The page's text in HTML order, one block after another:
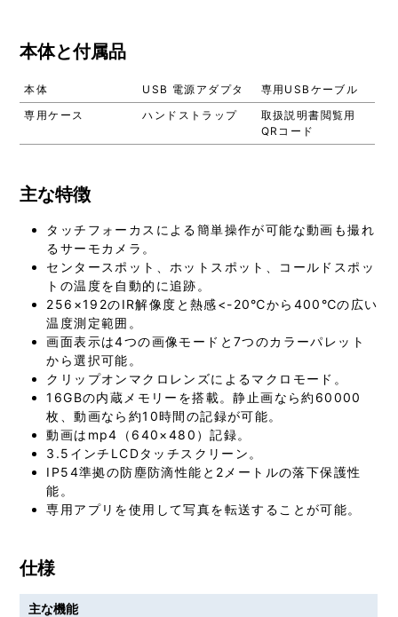
本体と付属品
本体 USB 電源アダプタ
専用USBケーブル
専用ケース
ハンドストラップ
取扱説明書閲覧用
QRコード
主な特徴
タッチフォーカスによる簡単操作が可能な動画も撮れ
るサーモカメラ。
センタースポット、ホットスポット、コールドスポッ
トの温度を自動的に追跡。
256×192のIR解像度と熱感<-20℃から400℃の広い
温度測定範囲。
画面表示は4つの画像モードと7つのカラーパレット
から選択可能。
クリップオンマクロレンズによるマクロモード。
16GBの内蔵メモリーを搭載。静止画なら約60000
枚、動画なら約10時間の記録が可能。
動画はmp4（640×480）記録。
3.5インチLCDタッチスクリーン。
IP54準拠の防塵防滴性能と2メートルの落下保護性
能。
専用アプリを使用して写真を転送することが可能。
仕様
主な機能